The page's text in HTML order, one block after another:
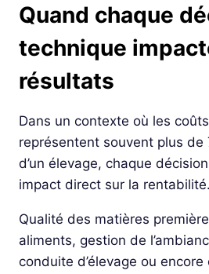
Quand chaque
technique
résultats
Dans un contexte où les
représentent souvent plus de
d’un élevage, chaque
impact direct sur la rentabilité.
Qualité des matières
aliments, gestion de
conduite d’élevage ou encore